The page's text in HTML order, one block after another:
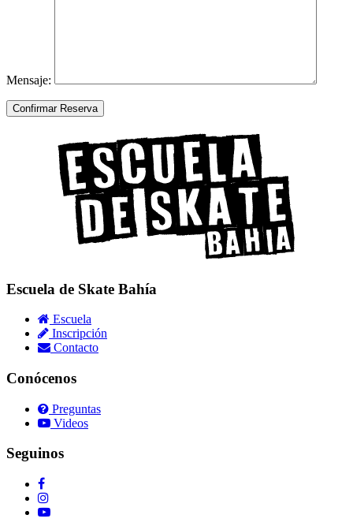
Mensaje:
Confirmar Reserva
Escuela de Skate Bahía
Escuela
Inscripción
Contacto
Conócenos
Preguntas
Videos
Seguinos